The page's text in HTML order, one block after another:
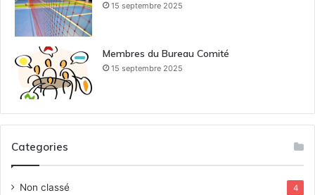
15 septembre 2025
Membres du Bureau Comité
15 septembre 2025
Categories
Non classé 4